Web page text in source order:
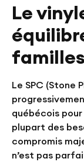
Le
Le SPC (Stone
québécois
plupart des
compromis
n’est pas